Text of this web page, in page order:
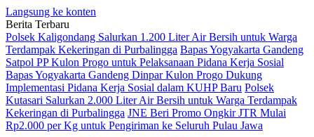
Langsung ke konten
Berita Terbaru
Polsek Kaligondang Salurkan 1.200 Liter Air Bersih untuk Warga
Terdampak Kekeringan di Purbalingga Bapas Yogyakarta Gandeng
Satpol PP Kulon Progo untuk Pelaksanaan Pidana Kerja Sosial
Bapas Yogyakarta Gandeng Dinpar Kulon Progo Dukung
Implementasi Pidana Kerja Sosial dalam KUHP Baru Polsek
Kutasari Salurkan 2.000 Liter Air Bersih untuk Warga Terdampak
Kekeringan di Purbalingga JNE Beri Promo Ongkir JTR Mulai
Rp2.000 per Kg untuk Pengiriman ke Seluruh Pulau Jawa